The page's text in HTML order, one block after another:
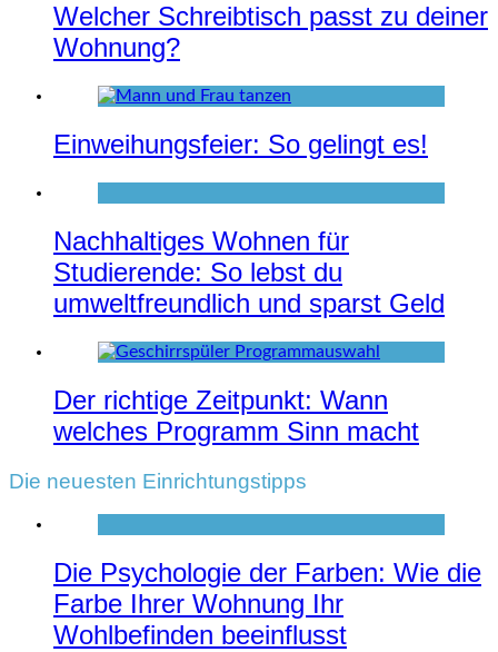
Welcher Schreibtisch passt zu deiner
Wohnung?
Einweihungsfeier: So gelingt es!
Nachhaltiges Wohnen für
Studierende: So lebst du
umweltfreundlich und sparst Geld
Der richtige Zeitpunkt: Wann
welches Programm Sinn macht
Die neuesten Einrichtungstipps
Die Psychologie der Farben: Wie die
Farbe Ihrer Wohnung Ihr
Wohlbefinden beeinflusst